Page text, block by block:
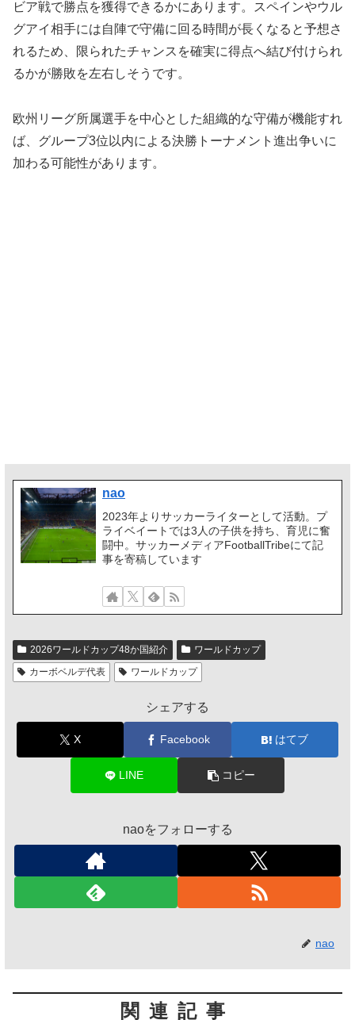
ビア戦で勝点を獲得できるかにあります。スペインやウル
グアイ相手には自陣で守備に回る時間が長くなると予想さ
れるため、限られたチャンスを確実に得点へ結び付けられ
るかが勝敗を左右しそうです。
欧州リーグ所属選手を中心とした組織的な守備が機能すれ
ば、グループ3位以内による決勝トーナメント進出争いに
加わる可能性があります。
nao
2023年よりサッカーライターとして活動。プ
ライベイートでは3人の子供を持ち、育児に奮
闘中。サッカーメディアFootballTribeにて記
事を寄稿しています
2026ワールドカップ48か国紹介
ワールドカップ
カーボベルデ代表
ワールドカップ
シェアする
X Facebook はてブ
LINE コピー
naoをフォローする
nao
関連記事